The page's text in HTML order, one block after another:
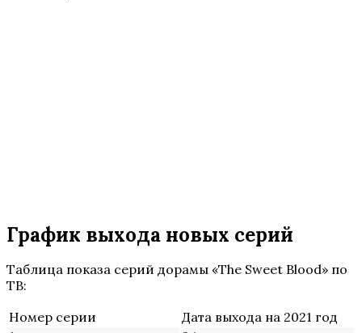
График выхода новых серий
Таблица показа серий дорамы «The Sweet Blood» по
ТВ:
Номер серии
Дата выхода на 2021 год